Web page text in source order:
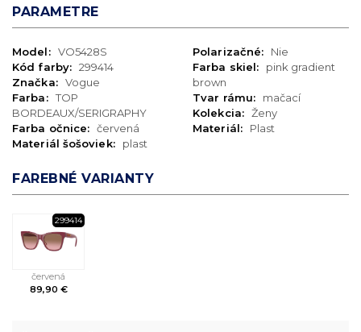
PARAMETRE
Model: VO5428S
Kód farby: 299414
Značka: Vogue
Farba: TOP
BORDEAUX/SERIGRAPHY
Farba očnice: červená
Materiál šošoviek:
plast
Polarizačné:
Nie
Farba skiel:
pink gradient
brown
Tvar rámu:
mačací
Kolekcia: Ženy
Materiál:
Plast
FAREBNÉ VARIANTY
299414
červená
89,90 €